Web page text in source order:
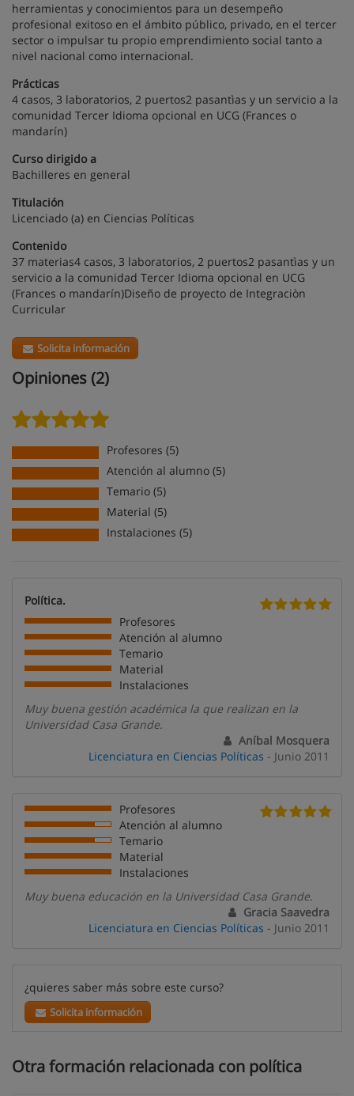
herramientas y conocimientos para un desempeño
profesional exitoso en el ámbito público, privado, en el tercer
sector o impulsar tu propio emprendimiento social tanto a
nivel nacional como internacional.
Prácticas
4 casos, 3 laboratorios, 2 puertos2 pasantìas y un servicio a la
comunidad Tercer Idioma opcional en UCG (Frances o
mandarín)
Curso dirigido a
Bachilleres en general
Titulación
Licenciado (a) en Ciencias Políticas
Contenido
37 materias4 casos, 3 laboratorios, 2 puertos2 pasantìas y un
servicio a la comunidad Tercer Idioma opcional en UCG
(Frances o mandarín)Diseño de proyecto de Integraciòn
Curricular
Solicita información
Opiniones (2)
Profesores (5)
Atención al alumno (5)
Temario (5)
Material (5)
Instalaciones (5)
Política.
Profesores
Atención al alumno
Temario
Material
Instalaciones
Muy buena gestión académica la que realizan en la
Universidad Casa Grande.
Aníbal Mosquera
Licenciatura en Ciencias Políticas - Junio 2011
Profesores
Atención al alumno
Temario
Material
Instalaciones
Muy buena educación en la Universidad Casa Grande.
Gracia Saavedra
Licenciatura en Ciencias Políticas - Junio 2011
¿quieres saber más sobre este curso?
Solicita información
Otra formación relacionada con política